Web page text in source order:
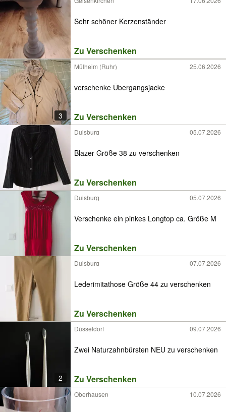
Sehr schöner Kerzenständer
Zu Verschenken
3
Mülheim (Ruhr) 25.06.2026
verschenke Übergangsjacke
Zu Verschenken
Duisburg 05.07.2026
Blazer Größe 38 zu verschenken
Zu Verschenken
Duisburg 05.07.2026
Verschenke ein pinkes Longtop ca. Größe M
Zu Verschenken
Duisburg 07.07.2026
Lederimitathose Größe 44 zu verschenken
Zu Verschenken
2
Düsseldorf 09.07.2026
Zwei Naturzahnbürsten NEU zu verschenken
Zu Verschenken
Oberhausen 10.07.2026